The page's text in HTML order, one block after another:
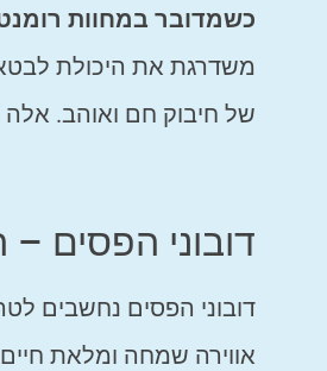
כשמדובר במחוות
משדרגת את היכולת לבטא
של חיבוק חם ואוהב.
דובוני הפסים
דובוני הפסים נחשבים
אווירה שמחה ומלאת